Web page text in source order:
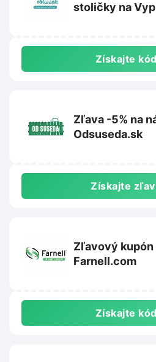
stoličky na
Získajte kód
Zľava -5% na
Odsuseda.sk
Získajte
Zľavový kupón
Farnell.com
Získajte kód